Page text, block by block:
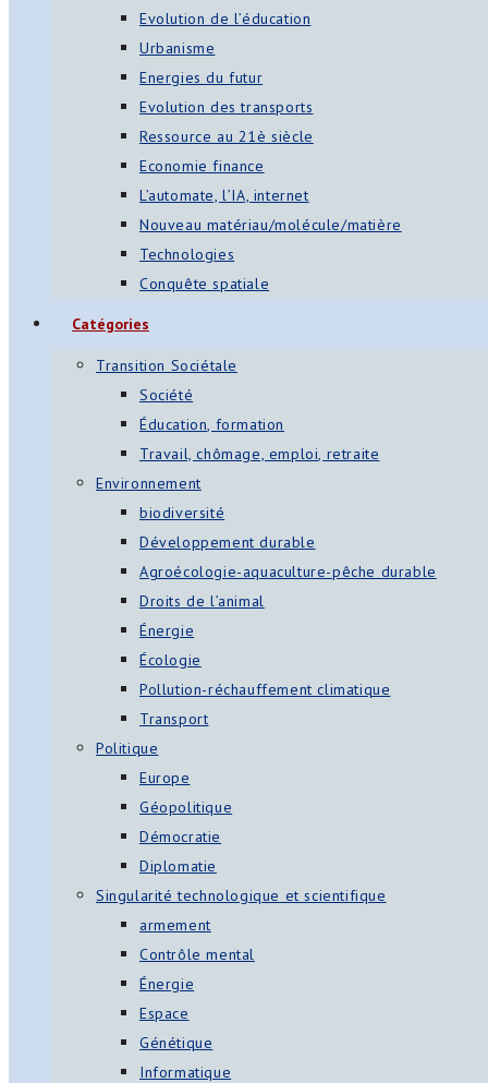
Evolution de l’éducation
Urbanisme
Energies du futur
Evolution des transports
Ressource au 21è siècle
Economie finance
L’automate, l’IA, internet
Nouveau matériau/molécule/matière
Technologies
Conquête spatiale
Catégories
Transition Sociétale
Société
Éducation, formation
Travail, chômage, emploi, retraite
Environnement
biodiversité
Développement durable
Agroécologie-aquaculture-pêche durable
Droits de l’animal
Énergie
Écologie
Pollution-réchauffement climatique
Transport
Politique
Europe
Géopolitique
Démocratie
Diplomatie
Singularité technologique et scientifique
armement
Contrôle mental
Énergie
Espace
Génétique
Informatique